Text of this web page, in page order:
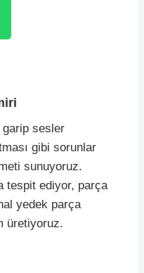
garip sesler
gibi sorunlar
sunuyoruz.
tespit ediyor, parça
yedek parça
üretiyoruz.